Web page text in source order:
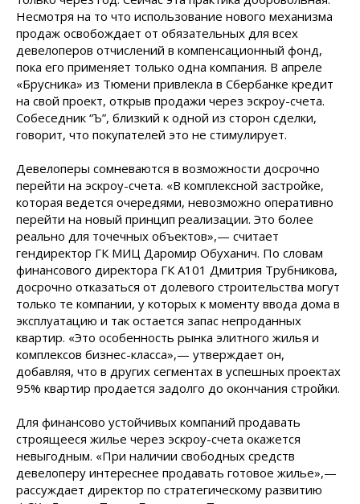
Несмотря на то что использование нового механизма
продаж освобождает от обязательных для всех
девелоперов отчислений в компенсационный фонд,
пока его применяет только одна компания. В апреле
«Брусника» из Тюмени привлекла в Сбербанке кредит
на свой проект, открыв продажи через эскроу-счета.
Собеседник “Ъ”, близкий к одной из сторон сделки,
говорит, что покупателей это не стимулирует.
Девелоперы сомневаются в возможности досрочно
перейти на эскроу-счета. «В комплексной застройке,
которая ведется очередями, невозможно оперативно
перейти на новый принцип реализации. Это более
реально для точечных объектов»,— считает
гендиректор ГК МИЦ Даромир Обуханич. По словам
финансового директора ГК А101 Дмитрия Трубникова,
досрочно отказаться от долевого строительства могут
только те компании, у которых к моменту ввода дома в
эксплуатацию и так остается запас непроданных
квартир. «Это особенность рынка элитного жилья и
комплексов бизнес-класса»,— утверждает он,
добавляя, что в других сегментах в успешных проектах
95% квартир продается задолго до окончания стройки.
Для финансово устойчивых компаний продавать
строящееся жилье через эскроу-счета окажется
невыгодным. «При наличии свободных средств
девелоперу интереснее продавать готовое жилье»,—
рассуждает директор по стратегическому развитию